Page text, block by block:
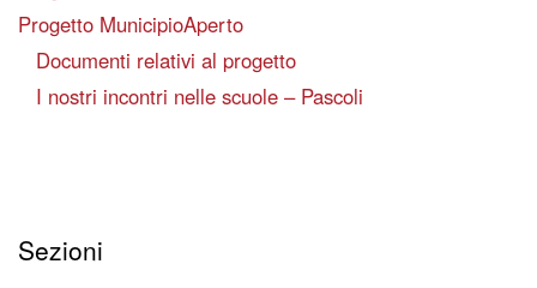
Progetto MunicipioAperto
Documenti relativi al progetto
I nostri incontri nelle scuole – Pascoli
Sezioni